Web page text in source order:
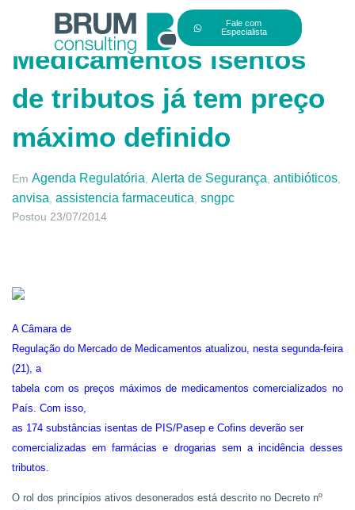
Fale com
Especialista
Medicamentos isentos
de tributos já tem preço
máximo definido
Em Agenda Regulatória Alerta de Segurança antibióticos
anvisa assistencia farmaceutica sngpc
Postou 23/07/2014
A Câmara de
Regulação do Mercado de Medicamentos atualizou, nesta segunda-feira
(21), a
tabela com os preços máximos de medicamentos comercializados no
País. Com isso,
as 174 substâncias isentas de PIS/Pasep e Cofins deverão ser
comercializadas em farmácias e drogarias sem a incidência desses
tributos.
O rol dos princípios ativos desonerados está descrito no Decreto nº